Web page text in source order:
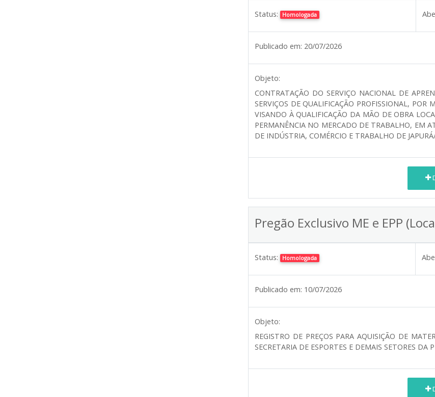
Status: Homologada
Publicado em: 20/07/2026
Objeto:
CONTRATAÇÃO DO SERVIÇO NACIONAL DE
SERVIÇOS DE QUALIFICAÇÃO PROFISSIONAL, POR
VISANDO À QUALIFICAÇÃO DA MÃO DE OBRA
PERMANÊNCIA NO MERCADO DE TRABALHO, EM
DE INDÚSTRIA, COMÉRCIO E TRABALHO DE
Pregão Exclusivo ME e EPP
Status: Homologada
Publicado em: 10/07/2026
Objeto:
REGISTRO DE PREÇOS PARA AQUISIÇÃO DE
SECRETARIA DE ESPORTES E DEMAIS SETORES DA